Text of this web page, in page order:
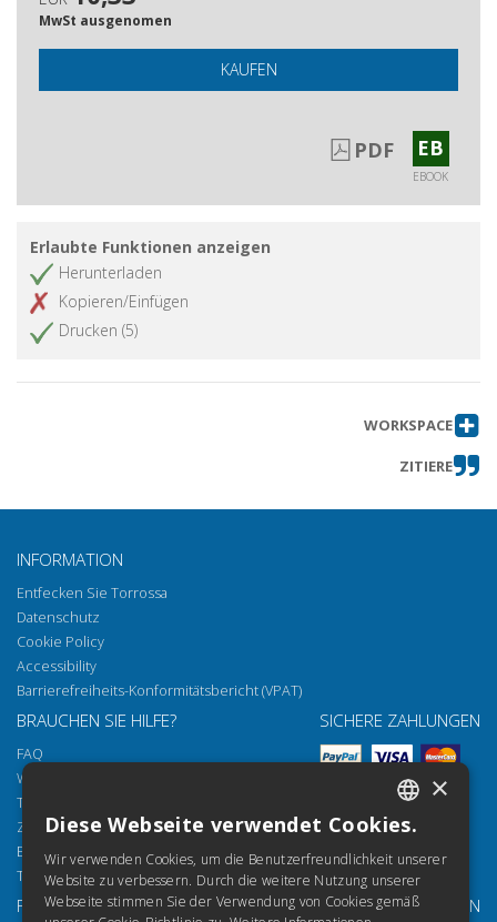
MwSt ausgenomen
KAUFEN
PDF EB
EBOOK
Erlaubte Funktionen anzeigen
Herunterladen
Kopieren/Einfügen
Drucken (5)
WORKSPACE
ZITIERE
INFORMATION
Entfecken Sie Torrossa
Datenschutz
Cookie Policy
Accessibility
Barrierefreiheits-Konformitätsbericht (VPAT)
BRAUCHEN SIE HILFE?
FAQ
Wie öffnen Sie unsere Dokumente
Torrossa Reader
Zugriffsmöglichkeiten
Email:helpdesk@torrossa.com
Tel: +39 055 5018800
SICHERE ZAHLUNGEN
FOLGEN SIE UNS UNSERE RESSOURCEN
ITALIAN
SPANISH
FRENCH
×
Diese Webseite verwendet Cookies.
Wir verwenden Cookies, um die Benutzerfreundlichkeit unserer
Website zu verbessern. Durch die weitere Nutzung unserer
Webseite stimmen Sie der Verwendung von Cookies gemäß